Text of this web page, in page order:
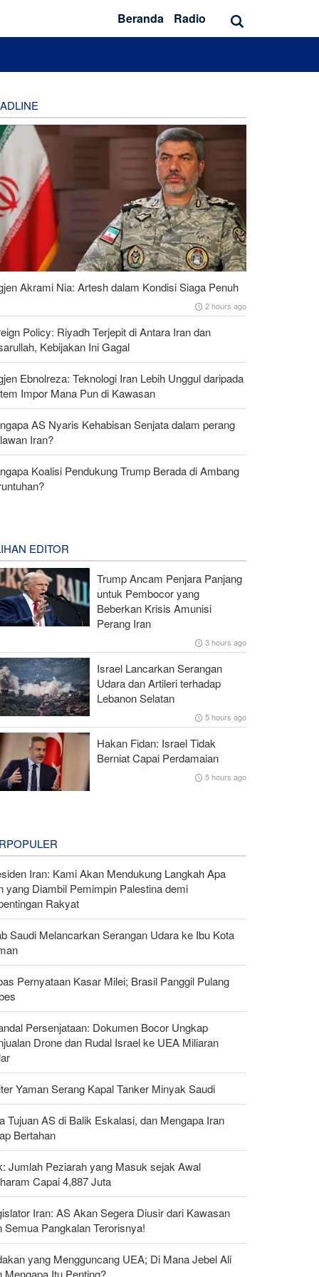
Beranda Radio
Akrami Nia: Artesh dalam Kondisi Siaga Penuh
2 hours ago
Policy: Riyadh Terjepit di Antara Iran dan
Kebijakan Ini Gagal
Ebnolreza: Teknologi Iran Lebih Unggul daripada
Impor Mana Pun di Kawasan
AS Nyaris Kehabisan Senjata dalam perang
Iran?
Koalisi Pendukung Trump Berada di Ambang
EDITOR
Trump Ancam Penjara Panjang
untuk Pembocor yang
Beberkan Krisis Amunisi
Perang Iran
3 hours ago
Israel Lancarkan Serangan
Udara dan Artileri terhadap
Lebanon Selatan
5 hours ago
Hakan Fidan: Israel Tidak
Berniat Capai Perdamaian
5 hours ago
Iran: Kami Akan Mendukung Langkah Apa
yang Diambil Pemimpin Palestina demi
Rakyat
Saudi Melancarkan Serangan Udara ke Ibu Kota
Pernyataan Kasar Milei; Brasil Panggil Pulang
Persenjataan: Dokumen Bocor Ungkap
Drone dan Rudal Israel ke UEA Miliaran
Yaman Serang Kapal Tanker Minyak Saudi
Tujuan AS di Balik Eskalasi, dan Mengapa Iran
Bertahan
Jumlah Peziarah yang Masuk sejak Awal
Capai 4,887 Juta
Iran: AS Akan Segera Diusir dari Kawasan
Semua Pangkalan Terorisnya!
yang Mengguncang UEA; Di Mana Jebel Ali
Mengapa Itu Penting?